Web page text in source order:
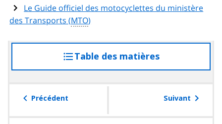
l'Ontario
Le Guide officiel des motocyclettes du ministère
des Transports (MTO)
Table des matières
à
table
Précédent Suivant